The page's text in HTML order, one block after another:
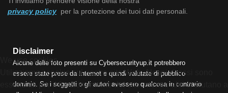
privacy policy per la protezione dei tuoi dati personali.
Disclaimer
Alcune delle foto presenti su Cybersecurityup.it potrebbero
essere state prese da Internet e quindi valutate di pubblico
dominio. Se i soggetti o gli autori avessero qualcosa in contrario
We use cookies
Utilizziamo i cookie sul nostro sito Web. Alcuni di essi sono
essenziali per il funzionamento del sito, mentre altri ci aiutano a